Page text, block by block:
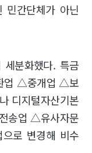
민간단체가 아닌
분화했다. 특금
업 △중개업 △보
디지털자산기본
송업 △유사자문
로 변경해 비수